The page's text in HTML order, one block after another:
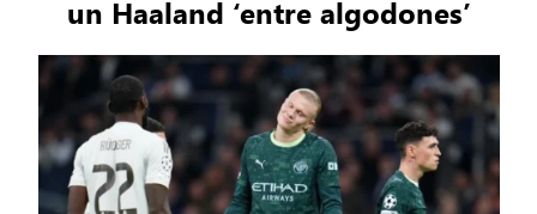
un Haaland ‘entre algodones’